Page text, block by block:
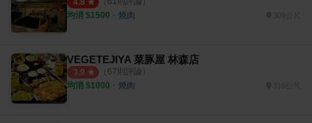
均消 $1500 ・ 燒肉
VEGETEJIYA 菜豚屋 林森店
3.9 （ 67則評論）
均消 $1000 ・ 燒肉